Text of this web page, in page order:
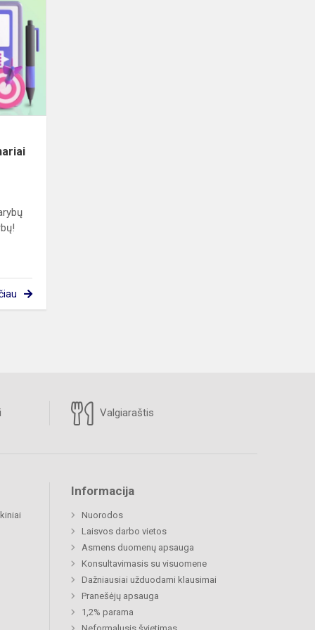
Valgiaraštis
Informacija
Nuorodos
Laisvos darbo vietos
Asmens duomenų apsauga
Konsultavimasis su visuomene
Dažniausiai užduodami klausimai
Pranešėjų apsauga
1,2% parama